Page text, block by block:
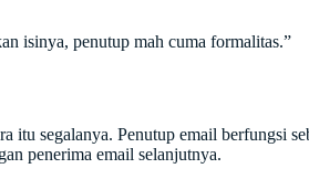
isinya, penutup mah cuma formalitas.”
itu segalanya. Penutup email berfungsi
penerima email selanjutnya.